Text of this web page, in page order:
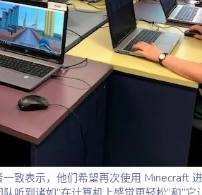
致表示，他们希望再次使用 Minecraft